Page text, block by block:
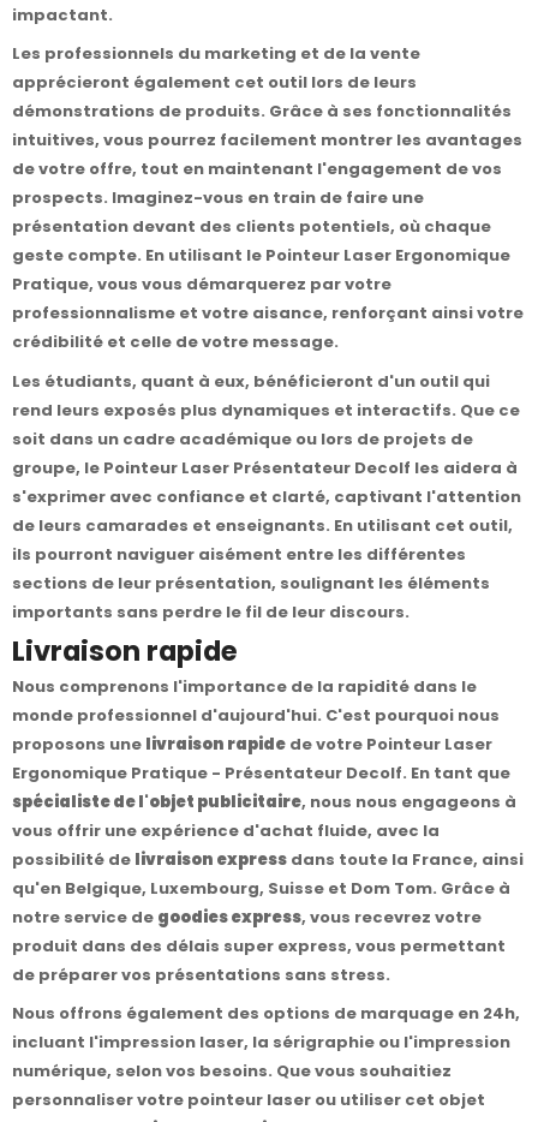
impactant.
Les professionnels du marketing et de la vente
apprécieront également cet outil lors de leurs
démonstrations de produits. Grâce à ses fonctionnalités
intuitives, vous pourrez facilement montrer les avantages
de votre offre, tout en maintenant l'engagement de vos
prospects. Imaginez-vous en train de faire une
présentation devant des clients potentiels, où chaque
geste compte. En utilisant le Pointeur Laser Ergonomique
Pratique, vous vous démarquerez par votre
professionnalisme et votre aisance, renforçant ainsi votre
crédibilité et celle de votre message.
Les étudiants, quant à eux, bénéficieront d'un outil qui
rend leurs exposés plus dynamiques et interactifs. Que ce
soit dans un cadre académique ou lors de projets de
groupe, le Pointeur Laser Présentateur Decolf les aidera à
s'exprimer avec confiance et clarté, captivant l'attention
de leurs camarades et enseignants. En utilisant cet outil,
ils pourront naviguer aisément entre les différentes
sections de leur présentation, soulignant les éléments
importants sans perdre le fil de leur discours.
Livraison rapide
Nous comprenons l'importance de la rapidité dans le
monde professionnel d'aujourd'hui. C'est pourquoi nous
proposons une livraison rapide de votre Pointeur Laser
Ergonomique Pratique - Présentateur Decolf. En tant que
spécialiste de l'objet publicitaire, nous nous engageons à
vous offrir une expérience d'achat fluide, avec la
possibilité de livraison express dans toute la France, ainsi
qu'en Belgique, Luxembourg, Suisse et Dom Tom. Grâce à
notre service de goodies express, vous recevrez votre
produit dans des délais super express, vous permettant
de préparer vos présentations sans stress.
Nous offrons également des options de marquage en 24h,
incluant l'impression laser, la sérigraphie ou l'impression
numérique, selon vos besoins. Que vous souhaitiez
personnaliser votre pointeur laser ou utiliser cet objet